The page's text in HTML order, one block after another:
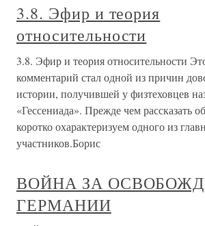
3.8. Эфир и теория
относительности
3.8. Эфир и теория относительности
комментарий стал одной из причин
истории, получившей у физтеховцев
«Гессениада». Прежде чем рассказать
коротко охарактеризуем одного из
участников.Борис
ВОЙНА ЗА
ГЕРМАНИИ